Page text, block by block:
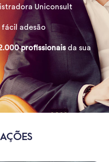
Uniconsult
fácil adesão
profissionaisda sua